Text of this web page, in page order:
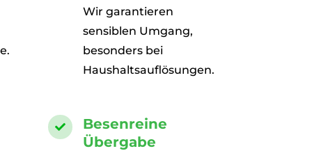
Wir garantieren
sensiblen Umgang,
besonders bei
Haushaltsauflösungen.

Besenreine
Übergabe